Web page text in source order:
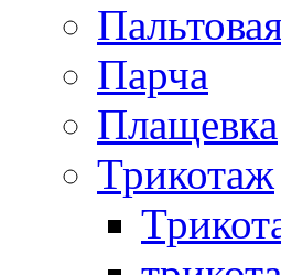
Парча
Плащевка
Трикотаж